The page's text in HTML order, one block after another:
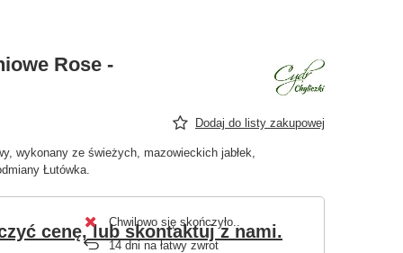
Rose -
Dodaj do listy zakupowej
wykonany ze świeżych, mazowieckich jabłek,
Łutówka.
cenę, lub skontaktuj z nami.
Chwilowo się skończyło.
14 dni na łatwy zwrot